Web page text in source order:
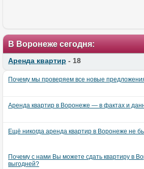
В Воронеже сегодня:
Аренда квартир - 18
Почему мы проверяем все новые
Аренда квартир в Воронеже — в фактах и
Ещё никогда аренда квартир в Воронеже не
Почему с нами Вы можете сдать квартиру в
выгодней?